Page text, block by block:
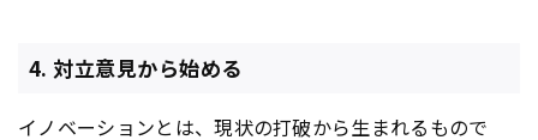
4. 対立意見から始める
イノベーションとは、現状の打破から生まれるもので